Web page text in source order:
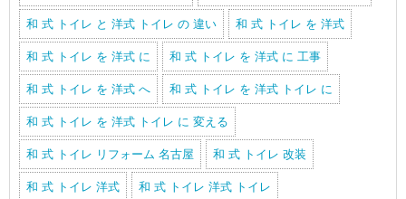
和 式 トイレ と 洋式 トイレ の 違い 和 式 トイレ を 洋式
和 式 トイレ を 洋式 に 和 式 トイレ を 洋式 に 工事
和 式 トイレ を 洋式 へ 和 式 トイレ を 洋式 トイレ に
和 式 トイレ を 洋式 トイレ に 変える
和 式 トイレ リフォーム 名古屋 和 式 トイレ 改装
和 式 トイレ 洋式 和 式 トイレ 洋式 トイレ